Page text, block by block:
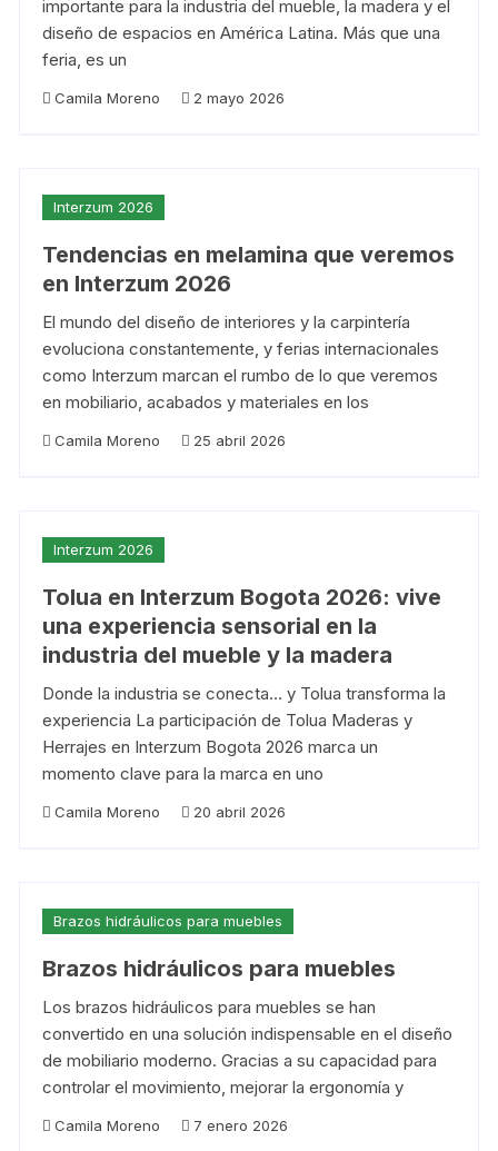
importante para la industria del mueble, la madera y el
diseño de espacios en América Latina. Más que una
feria, es un
Camila Moreno 2 mayo 2026
Interzum 2026
Tendencias en melamina que veremos
en Interzum 2026
El mundo del diseño de interiores y la carpintería
evoluciona constantemente, y ferias internacionales
como Interzum marcan el rumbo de lo que veremos
en mobiliario, acabados y materiales en los
Camila Moreno 25 abril 2026
Interzum 2026
Tolua en Interzum Bogota 2026: vive
una experiencia sensorial en la
industria del mueble y la madera
Donde la industria se conecta… y Tolua transforma la
experiencia La participación de Tolua Maderas y
Herrajes en Interzum Bogota 2026 marca un
momento clave para la marca en uno
Camila Moreno 20 abril 2026
Brazos hidráulicos para muebles
Brazos hidráulicos para muebles
Los brazos hidráulicos para muebles se han
convertido en una solución indispensable en el diseño
de mobiliario moderno. Gracias a su capacidad para
controlar el movimiento, mejorar la ergonomía y
Camila Moreno 7 enero 2026